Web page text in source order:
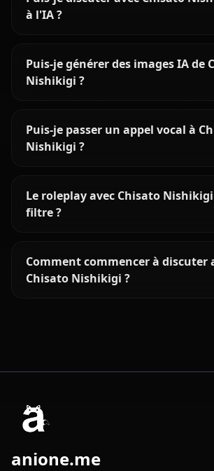
à l'IA ?
Puis-je générer des images IA de
Nishikigi ?
Puis-je passer un appel vocal à
Nishikigi ?
Le roleplay avec Chisato
filtre ?
Comment commencer à discuter
Chisato Nishikigi ?
anione.me